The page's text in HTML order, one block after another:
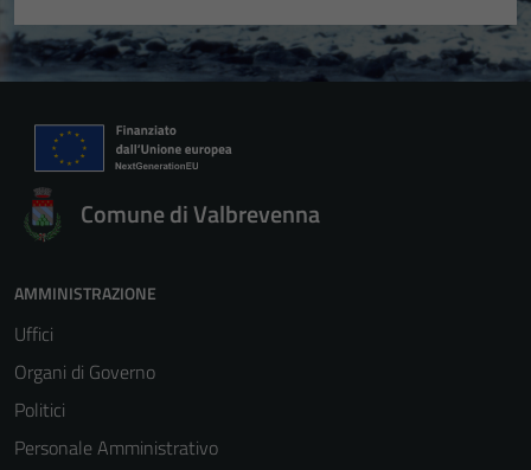
Comune di Valbrevenna
AMMINISTRAZIONE
Uffici
Organi di Governo
Politici
Personale Amministrativo